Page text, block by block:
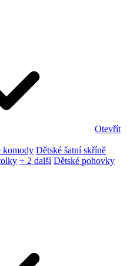
Otevřít
komody Dětské šatní skříně
+ 2 další Dětské pohovky